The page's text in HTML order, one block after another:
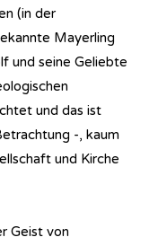
(in der
Mayerling
und seine Geliebte
und das ist
-, kaum
und Kirche
Geist von